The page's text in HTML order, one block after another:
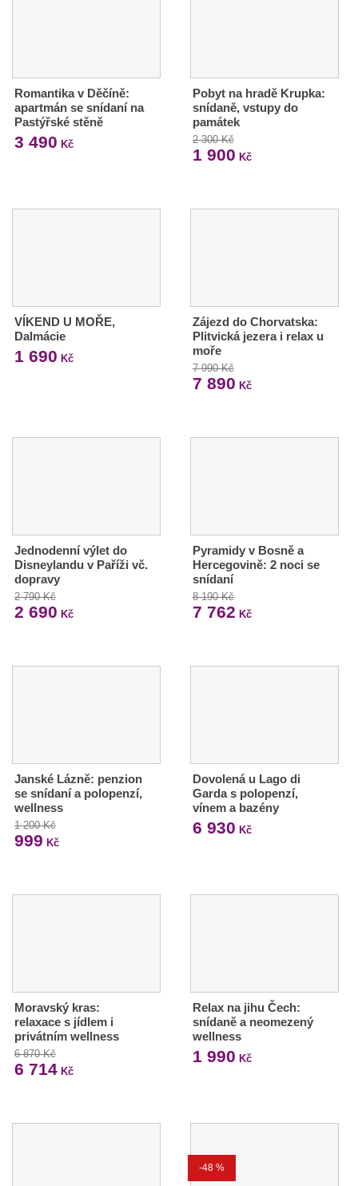
Romantika v Děčíně:
apartmán se snídaní na
Pastýřské stěně
3 490 Kč
Pobyt na hradě Krupka:
snídaně, vstupy do
památek
2 300 Kč
1 900 Kč
VÍKEND U MOŘE,
Dalmácie
1 690 Kč
Zájezd do Chorvatska:
Plitvická jezera i relax u
moře
7 990 Kč
7 890 Kč
Jednodenní výlet do
Disneylandu v Paříži vč.
dopravy
2 790 Kč
2 690 Kč
Pyramidy v Bosně a
Hercegovině: 2 noci se
snídaní
8 190 Kč
7 762 Kč
Janské Lázně: penzion
se snídaní a polopenzí,
wellness
1 200 Kč
999 Kč
Dovolená u Lago di
Garda s polopenzí,
vínem a bazény
6 930 Kč
Moravský kras:
relaxace s jídlem i
privátním wellness
6 870 Kč
6 714 Kč
Relax na jihu Čech:
snídaně a neomezený
wellness
1 990 Kč
-48 %